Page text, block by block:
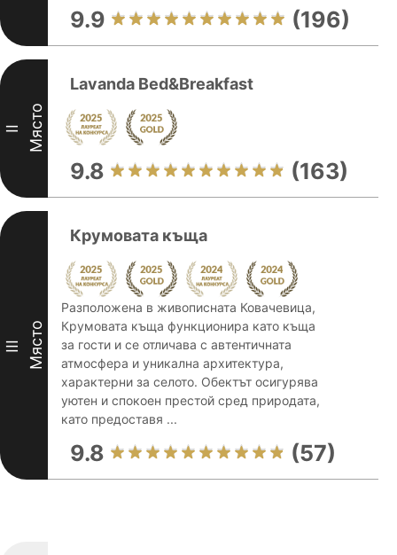
9.9 (196)
II Място
Lavanda Bed&Breakfast
9.8 (163)
III Място
Крумовата къща
Разположена в живописната Ковачевица,
Крумовата къща функционира като къща
за гости и се отличава с автентичната
атмосфера и уникална архитектура,
характерни за селото. Обектът осигурява
уютен и спокоен престой сред природата,
като предоставя ...
9.8 (57)